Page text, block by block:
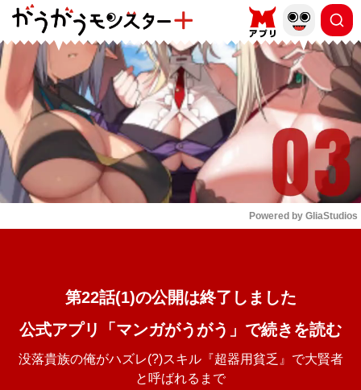
もっと読む
Powered by GliaStudios
第22話(1)の公開は終了しました
公式アプリ「マンガがうがう」で続きを読む
没落貴族の俺がハズレ(?)スキル『超器用貧乏』で大賢者
と呼ばれるまで